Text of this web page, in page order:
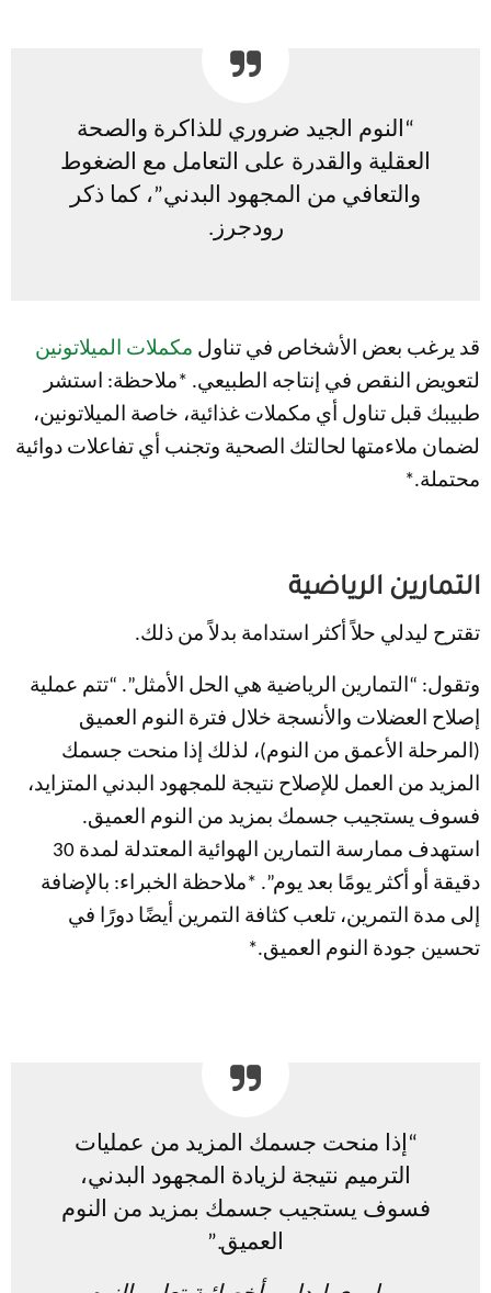
“النوم الجيد ضروري للذاكرة والصحة
العقلية والقدرة على التعامل مع الضغوط
والتعافي من المجهود البدني”، كما ذكر
رودجرز.
قد يرغب بعض الأشخاص في تناول مكملات الميلاتونين
لتعويض النقص في إنتاجه الطبيعي. *ملاحظة: استشر
طبيبك قبل تناول أي مكملات غذائية، خاصة الميلاتونين،
لضمان ملاءمتها لحالتك الصحية وتجنب أي تفاعلات دوائية
محتملة.*
التمارين الرياضية
تقترح ليدلي حلاً أكثر استدامة بدلاً من ذلك.
وتقول: “التمارين الرياضية هي الحل الأمثل”. “تتم عملية
إصلاح العضلات والأنسجة خلال فترة النوم العميق
(المرحلة الأعمق من النوم)، لذلك إذا منحت جسمك
المزيد من العمل للإصلاح نتيجة للمجهود البدني المتزايد،
فسوف يستجيب جسمك بمزيد من النوم العميق.
استهدف ممارسة التمارين الهوائية المعتدلة لمدة 30
دقيقة أو أكثر يومًا بعد يوم”. *ملاحظة الخبراء: بالإضافة
إلى مدة التمرين، تلعب كثافة التمرين أيضًا دورًا في
تحسين جودة النوم العميق.*
“إذا منحت جسمك المزيد من عمليات
الترميم نتيجة لزيادة المجهود البدني،
فسوف يستجيب جسمك بمزيد من النوم
العميق.”